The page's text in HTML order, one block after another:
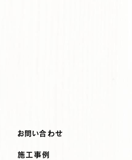
お問い合わせ
施工事例